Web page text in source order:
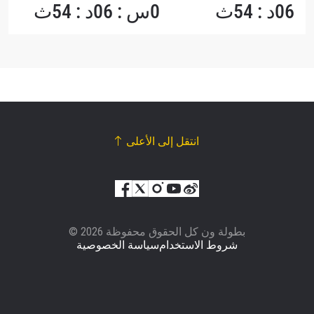
06د : 54ث 0س : 06د : 54ث
انتقل إلى الأعلى
© بطولة ون كل الحقوق محفوظة 2026
سياسة الخصوصيةشروط الاستخدام